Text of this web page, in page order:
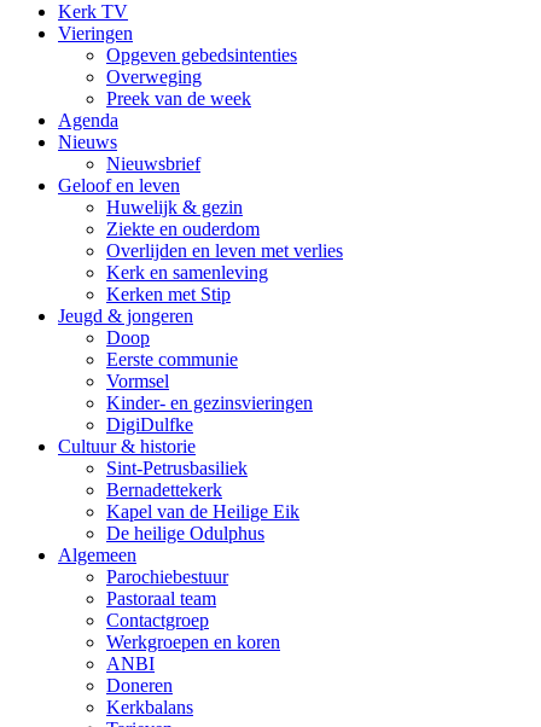
Kerk TV
Vieringen
Opgeven gebedsintenties
Overweging
Preek van de week
Agenda
Nieuws
Nieuwsbrief
Geloof en leven
Huwelijk & gezin
Ziekte en ouderdom
Overlijden en leven met verlies
Kerk en samenleving
Kerken met Stip
Jeugd & jongeren
Doop
Eerste communie
Vormsel
Kinder- en gezinsvieringen
DigiDulfke
Cultuur & historie
Sint-Petrusbasiliek
Bernadettekerk
Kapel van de Heilige Eik
De heilige Odulphus
Algemeen
Parochiebestuur
Pastoraal team
Contactgroep
Werkgroepen en koren
ANBI
Doneren
Kerkbalans